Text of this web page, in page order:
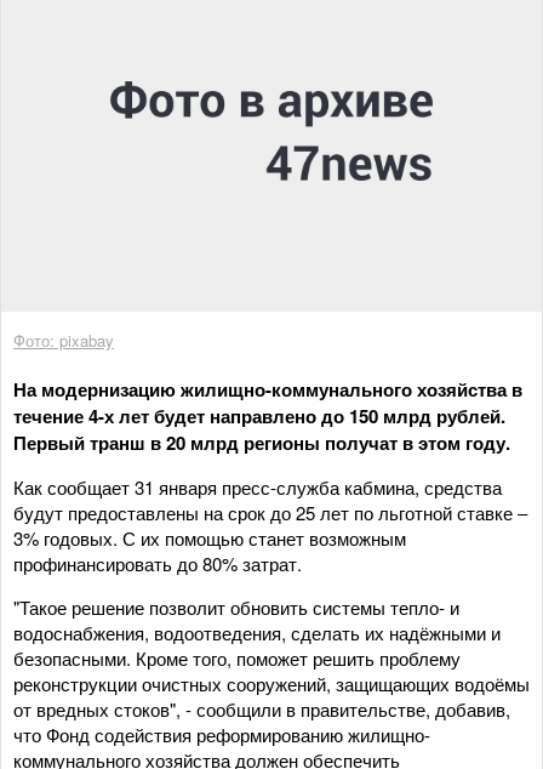
Фото: pixabay
На модернизацию жилищно-коммунального хозяйства в
течение 4-х лет будет направлено до 150 млрд рублей.
Первый транш в 20 млрд регионы получат в этом году.
Как сообщает 31 января пресс-служба кабмина, средства
будут предоставлены на срок до 25 лет по льготной ставке ‒
3% годовых. С их помощью станет возможным
профинансировать до 80% затрат.
"Такое решение позволит обновить системы тепло- и
водоснабжения, водоотведения, сделать их надёжными и
безопасными. Кроме того, поможет решить проблему
реконструкции очистных сооружений, защищающих водоёмы
от вредных стоков", - сообщили в правительстве, добавив,
что Фонд содействия реформированию жилищно-
коммунального хозяйства должен обеспечить